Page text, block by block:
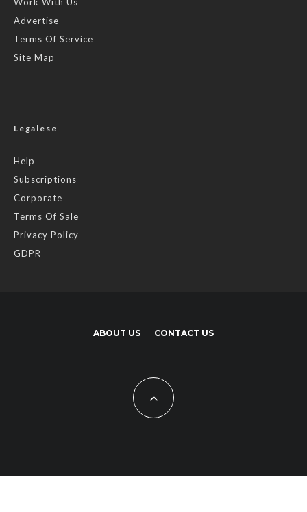
Advertise
Terms Of Service
Site Map
Legalese
Help
Subscriptions
Corporate
Terms Of Sale
Privacy Policy
GDPR
ABOUT US CONTACT US